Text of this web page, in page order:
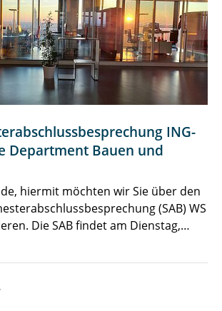
ING-
Department Bauen und
hiermit möchten wir Sie über den
(SAB) WS
Die SAB findet am Dienstag,…